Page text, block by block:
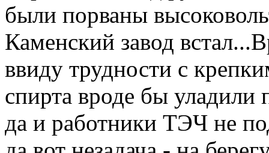
были порваны
Каменский завод
ввиду трудности с
спирта вроде бы уладили
да и работники ТЭЧ не